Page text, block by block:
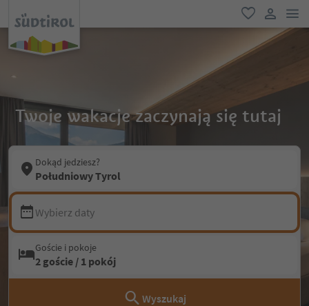
ulubione
link
Twoje wakacje zaczynają się tutaj
Dokąd jedziesz?
Południowy Tyrol
Wybierz daty
Goście i pokoje
2 goście / 1 pokój
Wyszukaj